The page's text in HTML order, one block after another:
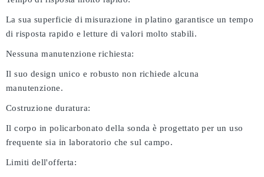
La sua superficie di misurazione in platino garantisce un tempo
di risposta rapido e letture di valori molto stabili.
Nessuna manutenzione richiesta:
Il suo design unico e robusto non richiede alcuna
manutenzione.
Costruzione duratura:
Il corpo in policarbonato della sonda è progettato per un uso
frequente sia in laboratorio che sul campo.
Limiti dell'offerta: